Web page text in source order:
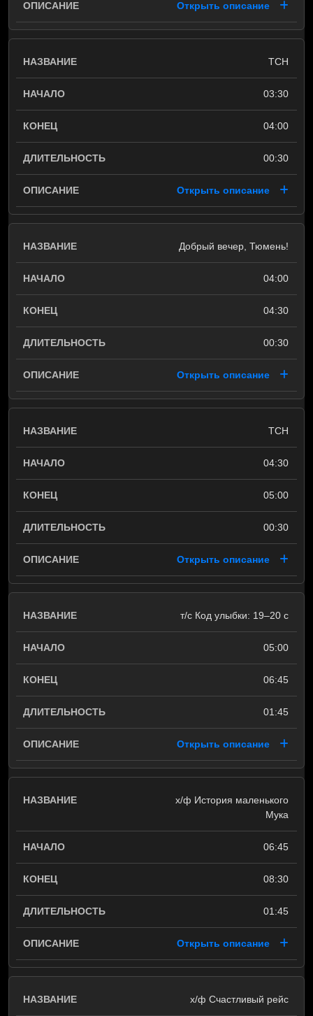
Открыть описание
ТСН
03:30
04:00
00:30
Открыть описание
Добрый вечер, Тюмень!
04:00
04:30
00:30
Открыть описание
ТСН
04:30
05:00
00:30
Открыть описание
т/с Код улыбки: 19–20 c
05:00
06:45
01:45
Открыть описание
х/ф История маленького
Мука
06:45
08:30
01:45
Открыть описание
х/ф Счастливый рейс